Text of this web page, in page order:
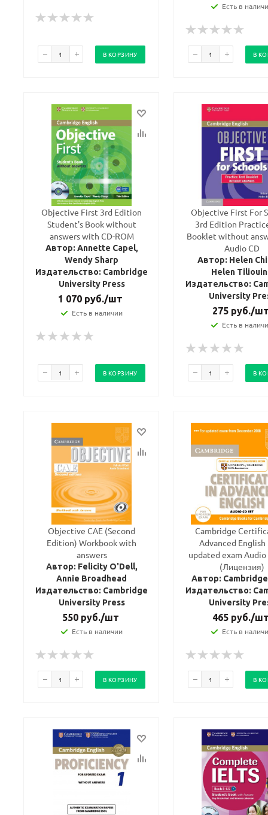
В КОРЗИНУ
Есть в
В
Objective First 3rd Edition
Student's Book without
answers with CD-ROM
Автор: Annette Capel,
Wendy Sharp
Издательство: Cambridge
University Press
1 070 руб./шт
Есть в наличии
В КОРЗИНУ
Objective First For
3rd Edition
Booklet without
Audio CD
Автор: Helen
Helen
Издательство:
University
275руб./
Есть в
В
Objective CAE (Second
Edition) Workbook with
answers
Автор: Felicity O'Dell,
Annie Broadhead
Издательство: Cambridge
University Press
550руб./шт
Есть в наличии
В КОРЗИНУ
Cambridge
Advanced English
updated exam Audio
(Лицензия)
Автор: Cambridge
Издательство:
University
465руб./
Есть в
В